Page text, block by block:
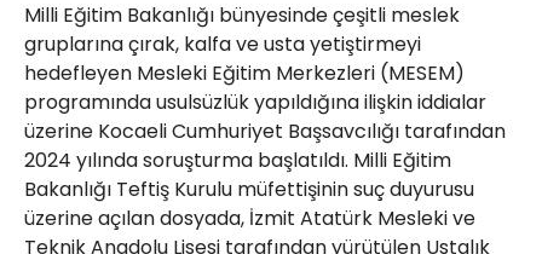
Milli Eğitim Bakanlığı bünyesinde çeşitli meslek
gruplarına çırak, kalfa ve usta yetiştirmeyi
hedefleyen Mesleki Eğitim Merkezleri (MESEM)
programında usulsüzlük yapıldığına ilişkin iddialar
üzerine Kocaeli Cumhuriyet Başsavcılığı tarafından
2024 yılında soruşturma başlatıldı. Milli Eğitim
Bakanlığı Teftiş Kurulu müfettişinin suç duyurusu
üzerine açılan dosyada, İzmit Atatürk Mesleki ve
Teknik Anadolu Lisesi tarafından yürütülen Ustalık